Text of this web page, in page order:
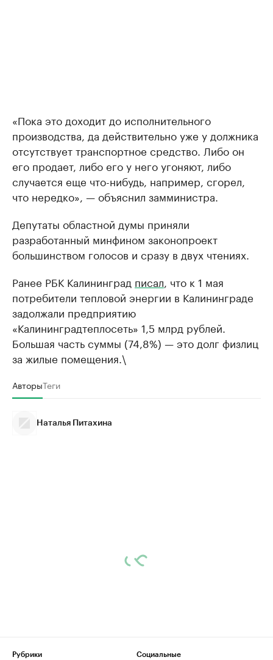
«Пока это доходит до исполнительного
производства, да действительно уже у должника
отсутствует транспортное средство. Либо он
его продает, либо его у него угоняют, либо
случается еще что-нибудь, например, сгорел,
что нередко», — объяснил замминистра.
Депутаты областной думы приняли
разработанный минфином законопроект
большинством голосов и сразу в двух чтениях.
Ранее РБК Калининград писал , что к 1 мая
потребители тепловой энергии в Калининграде
задолжали предприятию
«Калининградтеплосеть» 1,5 млрд рублей.
Большая часть суммы (74,8%) — это долг физлиц
за жилые помещения.\
АвторыТеги
Наталья Питахина
Рубрики
Социальные